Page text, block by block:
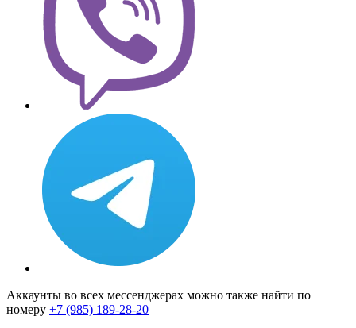
Аккаунты во всех мессенджерах можно также найти по
номеру +7 (985) 189-28-20